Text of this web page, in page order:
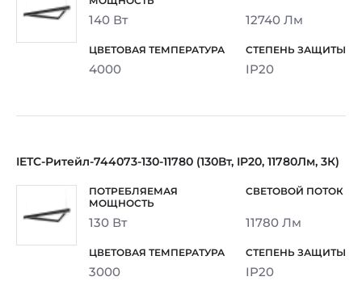
140 Вт 12740 Лм
4000 IP20
IETC-Ритейл-744073-130-11780 (130Вт, IP20, 11780Лм, 3К)
130 Вт 11780 Лм
3000 IP20